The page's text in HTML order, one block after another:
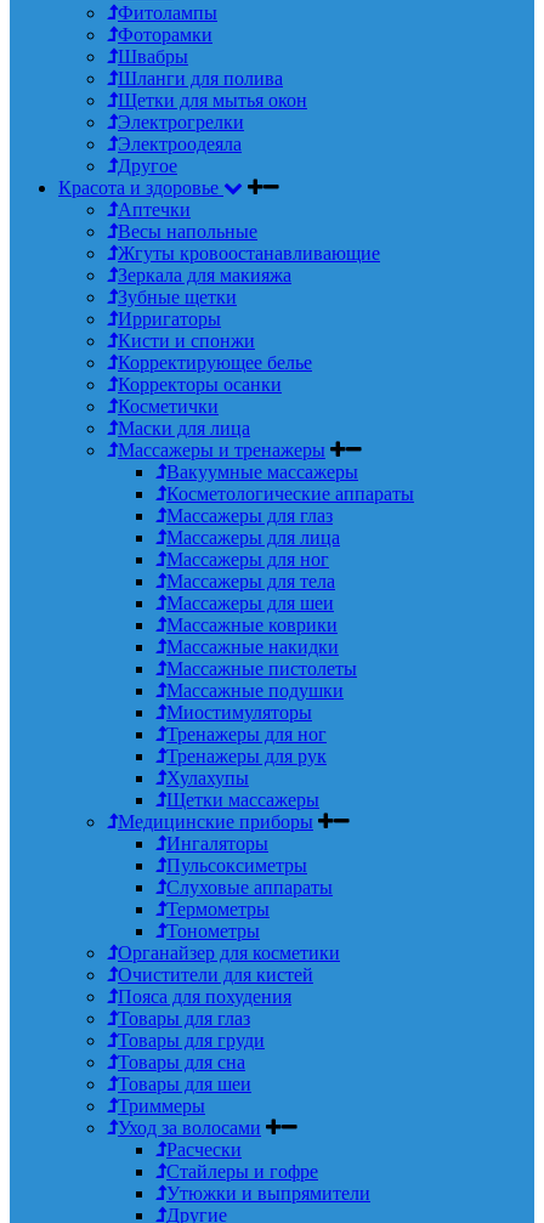
Фитолампы
Фоторамки
Швабры
Шланги для полива
Щетки для мытья окон
Электрогрелки
Электроодеяла
Другое
Красота и здоровье
Аптечки
Весы напольные
Жгуты кровоостанавливающие
Зеркала для макияжа
Зубные щетки
Ирригаторы
Кисти и спонжи
Корректирующее белье
Корректоры осанки
Косметички
Маски для лица
Массажеры и тренажеры
Вакуумные массажеры
Косметологические аппараты
Массажеры для глаз
Массажеры для лица
Массажеры для ног
Массажеры для тела
Массажеры для шеи
Массажные коврики
Массажные накидки
Массажные пистолеты
Массажные подушки
Миостимуляторы
Тренажеры для ног
Тренажеры для рук
Хулахупы
Щетки массажеры
Медицинские приборы
Ингаляторы
Пульсоксиметры
Слуховые аппараты
Термометры
Тонометры
Органайзер для косметики
Очистители для кистей
Пояса для похудения
Товары для глаз
Товары для груди
Товары для сна
Товары для шеи
Триммеры
Уход за волосами
Расчески
Стайлеры и гофре
Утюжки и выпрямители
Другие